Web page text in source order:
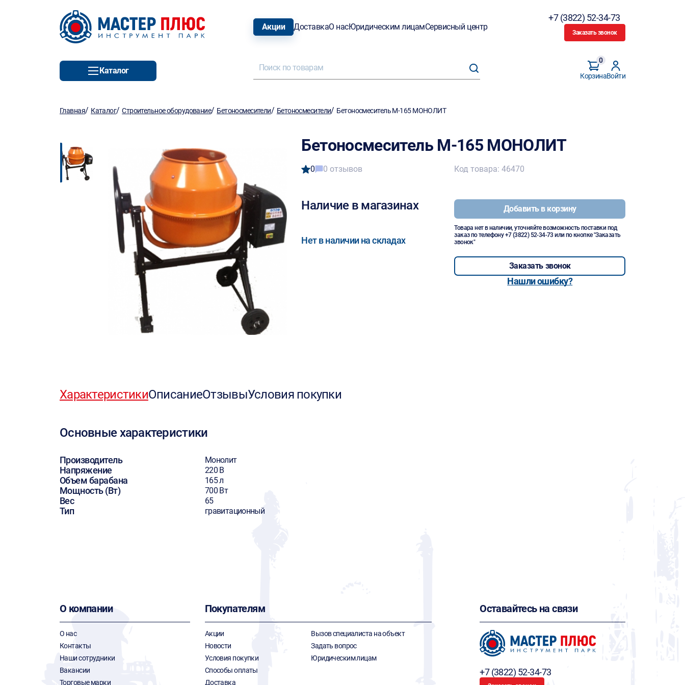
Акции ДоставкаО насЮридическим лицамСервисный центр
+7 (3822) 52-34-73
Заказать звонок
Каталог
Корзина
0
Войти
Главная/ Каталог/Строительное оборудование/ Бетоносмесители/ Бетоносмесители/ Бетоносмеситель М-165 МОНОЛИТ
Бетоносмеситель М-165 МОНОЛИТ
0 0 отзывов
Наличие в магазинах
Нет в наличии на складах
Код товара: 46470
Добавить в корзину
Товара нет в наличии, уточняйте возможность поставки под
заказ по телефону+7 (3822) 52-34-73 или по кнопке "Заказать
звонок"
Заказать звонок
Нашли ошибку?
ХарактеристикиОписаниеОтзывыУсловия покупки
Основные характеристики
Производитель Монолит
Напряжение 220 В
Объем барабана 165 л
Мощность (Вт) 700 Вт
Вес 65
Тип гравитационный
О компании
О нас
Контакты
Наши сотрудники
Вакансии
Торговые марки
Покупателям
Акции
Новости
Условия покупки
Способы оплаты
Доставка
Вызов специалиста на объект
Задать вопрос
Юридическим лицам
Оставайтесь на связи
+7 (3822) 52-34-73